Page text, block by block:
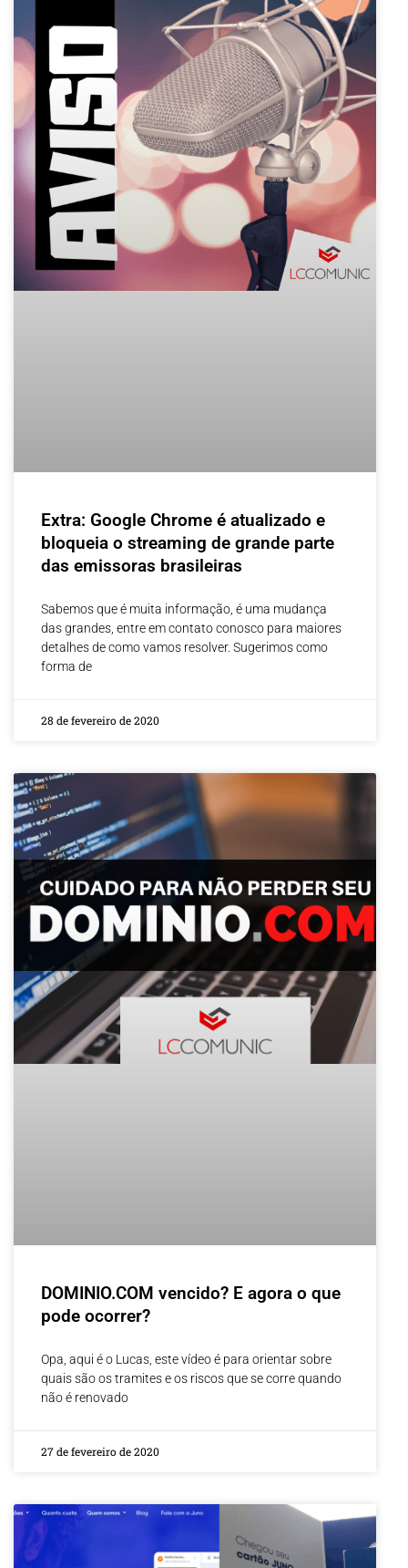
Extra: Google Chrome é atualizado e
bloqueia o streaming de grande parte
das emissoras brasileiras
Sabemos que é muita informação, é uma mudança
das grandes, entre em contato conosco para maiores
detalhes de como vamos resolver. Sugerimos como
forma de
28 de fevereiro de 2020
DOMINIO.COM vencido? E agora o que
pode ocorrer?
Opa, aqui é o Lucas, este vídeo é para orientar sobre
quais são os tramites e os riscos que se corre quando
não é renovado
27 de fevereiro de 2020